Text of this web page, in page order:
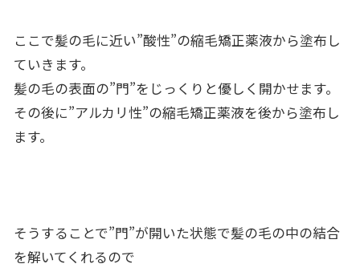
ここで髪の毛に近い”酸性”の縮毛矯正薬液から塗布し
ていきます。
髪の毛の表面の”門”をじっくりと優しく開かせます。
その後に”アルカリ性”の縮毛矯正薬液を後から塗布し
ます。
そうすることで”門”が開いた状態で髪の毛の中の結合
を解いてくれるので